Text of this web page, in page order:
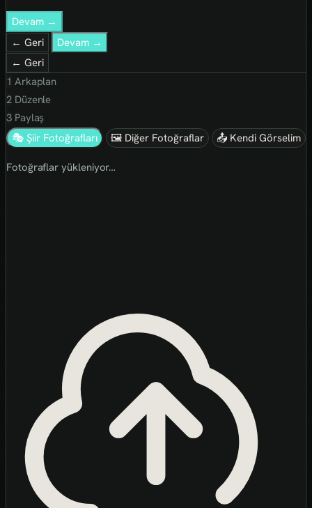
Devam →
← Geri
Devam →
← Geri
1 Arkaplan
2Düzenle
3Paylaş
🎭 Şiir Fotoğrafları
🖼 Diğer Fotoğraflar 📤 Kendi Görselim
Fotoğraflar yükleniyor…